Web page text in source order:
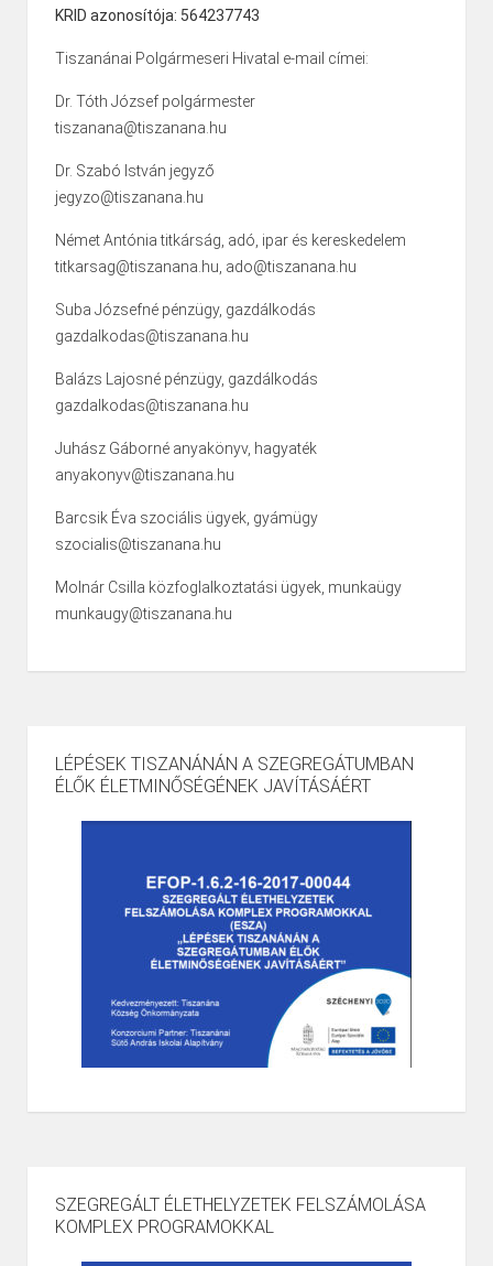
KRID azonosítója: 564237743
Tiszanánai Polgármeseri Hivatal e-mail címei:
Dr. Tóth József polgármester
tiszanana@tiszanana.hu
Dr. Szabó István jegyző
jegyzo@tiszanana.hu
Német Antónia titkárság, adó, ipar és kereskedelem
titkarsag@tiszanana.hu, ado@tiszanana.hu
Suba Józsefné pénzügy, gazdálkodás
gazdalkodas@tiszanana.hu
Balázs Lajosné pénzügy, gazdálkodás
gazdalkodas@tiszanana.hu
Juhász Gáborné anyakönyv, hagyaték
anyakonyv@tiszanana.hu
Barcsik Éva szociális ügyek, gyámügy
szocialis@tiszanana.hu
Molnár Csilla közfoglalkoztatási ügyek, munkaügy
munkaugy@tiszanana.hu
LÉPÉSEK TISZANÁNÁN A SZEGREGÁTUMBAN
ÉLŐK ÉLETMINŐSÉGÉNEK JAVÍTÁSÁÉRT
SZEGREGÁLT ÉLETHELYZETEK FELSZÁMOLÁSA
KOMPLEX PROGRAMOKKAL